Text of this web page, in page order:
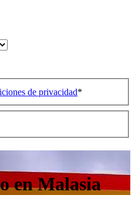
de privacidad*
en Malasia